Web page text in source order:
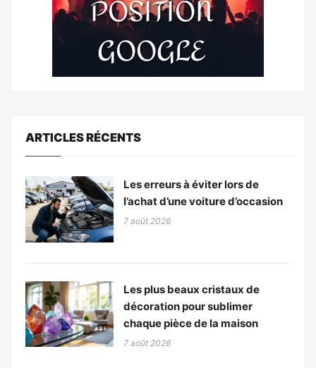
ARTICLES RÉCENTS
Les erreurs à éviter lors de
l’achat d’une voiture d’occasion
7 août 2026
Les plus beaux cristaux de
décoration pour sublimer
chaque pièce de la maison
7 août 2026